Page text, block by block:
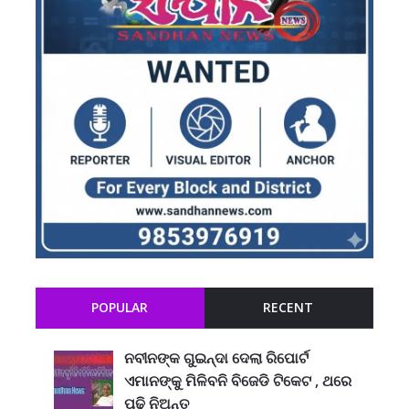
POPULAR RECENT
ନବୀନଙ୍କ ଗୁଇନ୍ଦା ଦେଲା ରିପୋର୍ଟ
ଏମାନଙ୍କୁ ମିଳିବନି ବିଜେଡି ଟିକେଟ , ଥରେ
ପଢି ନିଅନ୍ତୁ